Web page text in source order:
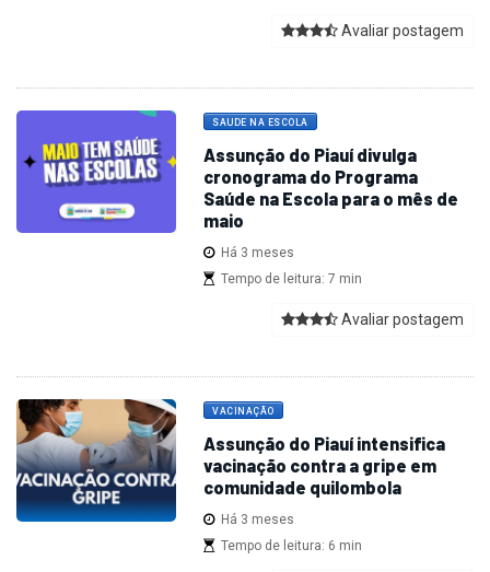
Avaliar postagem
SAUDE NA ESCOLA
Assunção do Piauí divulga
cronograma do Programa
Saúde na Escola para o mês de
maio
Há 3 meses
Tempo de leitura: 7 min
Avaliar postagem
VACINAÇÃO
Assunção do Piauí intensifica
vacinação contra a gripe em
comunidade quilombola
Há 3 meses
Tempo de leitura: 6 min